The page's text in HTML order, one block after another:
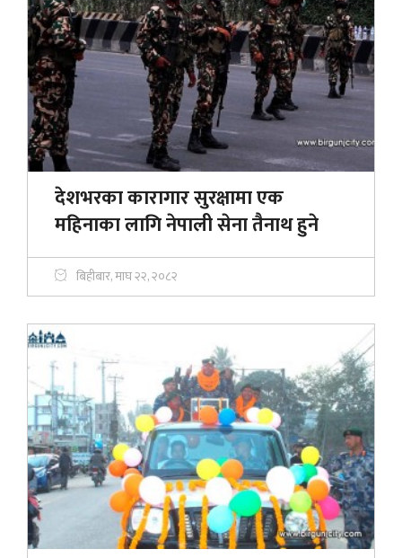
देशभरका कारागार सुरक्षामा एक
महिनाका लागि नेपाली सेना तैनाथ हुने
बिहीबार, माघ २२, २०८२